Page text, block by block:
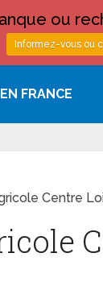
FRANCE
Centre
ou
Informez-vous ou